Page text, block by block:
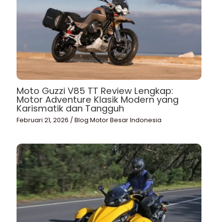
Moto Guzzi V85 TT Review Lengkap:
Motor Adventure Klasik Modern yang
Karismatik dan Tangguh
Februari 21, 2026 /Blog Motor Besar Indonesia